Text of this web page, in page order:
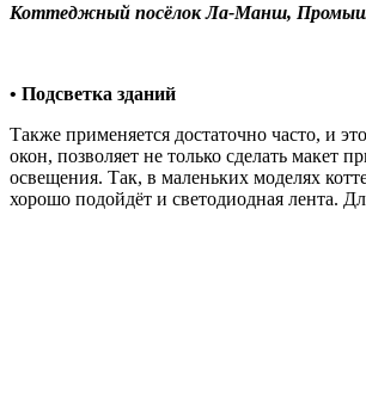
Коттеджный посёлок Ла-Манш,
• Подсветка зданий
Также применяется достаточно часто, и
окон, позволяет не только сделать макет
освещения. Так, в маленьких моделях
хорошо подойдёт и светодиодная лента.